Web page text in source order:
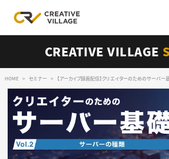
ログイン
RECRUIT
クリエイター求人を探す
CREATIVE VILLAGE
HOME セミナー 【アーカイブ録画配信】クリエイターのためのサーバー